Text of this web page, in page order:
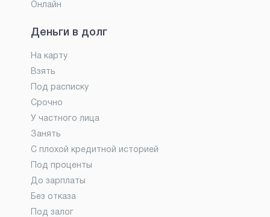
Онлайн
Деньги в долг
На карту
Взять
Под расписку
Срочно
У частного лица
Занять
С плохой кредитной историей
Под проценты
До зарплаты
Без отказа
Под залог